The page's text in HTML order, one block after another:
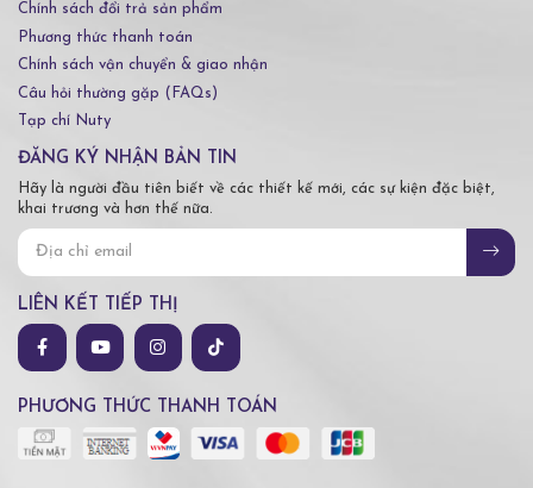
Chính sách đổi trả sản phẩm
Phương thức thanh toán
Chính sách vận chuyển & giao nhận
Câu hỏi thường gặp (FAQs)
Tạp chí Nuty
ĐĂNG KÝ NHẬN BẢN TIN
Hãy là người đầu tiên biết về các thiết kế mới, các sự kiện đặc biệt,
khai trương và hơn thế nữa.
LIÊN KẾT TIẾP THỊ
PHƯƠNG THỨC THANH TOÁN